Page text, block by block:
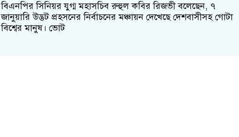
বিএনপির সিনিয়র যুগ্ম মহাসচিব রুহুল কবির রিজভী বলেছেন, ৭
জানুয়ারি উদ্ভট প্রহসনের নির্বাচনের মঞ্চায়ন দেখেছে দেশবাসীসহ গোটা
বিশ্বের মানুষ। ভোট